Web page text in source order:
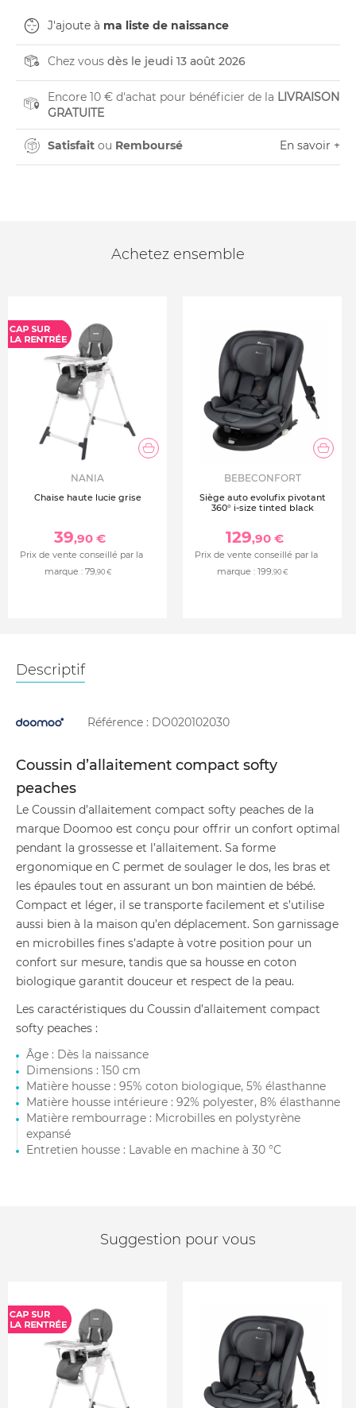
J'ajoute à ma liste de naissance
Chez vous dès le jeudi 13 août 2026
Encore 10 € d'achat pour bénéficier de la LIVRAISON
GRATUITE
Satisfait ou Remboursé En savoir +
Achetez ensemble
NANIA
Chaise haute lucie grise
39,90 €
Prix de vente conseillé par la
marque : 79,90 €
BEBECONFORT
Siège auto evolufix pivotant
360° i-size tinted black
129,90 €
Prix de vente conseillé par la
marque : 199,90 €
Descriptif
Référence : DO020102030
Coussin d’allaitement compact softy
peaches
Le Coussin d’allaitement compact softy peaches de la
marque Doomoo est conçu pour offrir un confort optimal
pendant la grossesse et l’allaitement. Sa forme
ergonomique en C permet de soulager le dos, les bras et
les épaules tout en assurant un bon maintien de bébé.
Compact et léger, il se transporte facilement et s’utilise
aussi bien à la maison qu’en déplacement. Son garnissage
en microbilles fines s’adapte à votre position pour un
confort sur mesure, tandis que sa housse en coton
biologique garantit douceur et respect de la peau.
Les caractéristiques du Coussin d’allaitement compact
softy peaches :
Âge : Dès la naissance
Dimensions : 150 cm
Matière housse : 95% coton biologique, 5% élasthanne
Matière housse intérieure : 92% polyester, 8% élasthanne
Matière rembourrage : Microbilles en polystyrène
expansé
Entretien housse : Lavable en machine à 30 °C
Suggestion pour vous